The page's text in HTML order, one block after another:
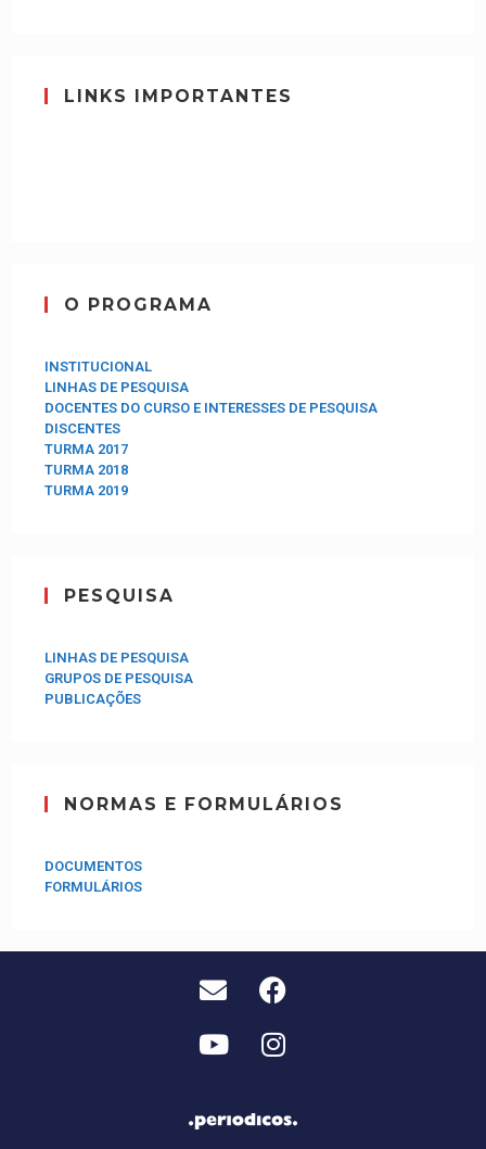
LINKS IMPORTANTES
O PROGRAMA
INSTITUCIONAL
LINHAS DE PESQUISA
DOCENTES DO CURSO E INTERESSES DE PESQUISA
DISCENTES
TURMA 2017
TURMA 2018
TURMA 2019
PESQUISA
LINHAS DE PESQUISA
GRUPOS DE PESQUISA
PUBLICAÇÕES
NORMAS E FORMULÁRIOS
DOCUMENTOS
FORMULÁRIOS